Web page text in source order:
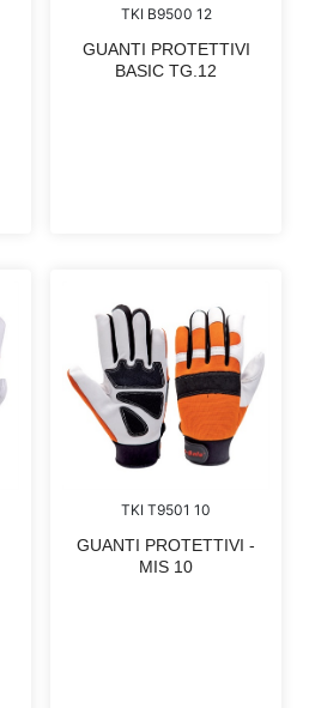
TKI B9500 12
GUANTI PROTETTIVI
BASIC TG.12
TKI T9501 10
GUANTI PROTETTIVI -
MIS 10